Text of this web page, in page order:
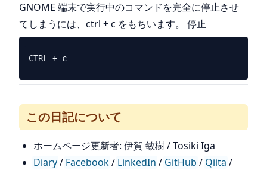
GNOME 端末で実行中のコマンドを完全に停止させ
てしまうには、ctrl + c をもちいます。 停止
この日記について
ホームページ更新者: 伊賀 敏樹 / Tosiki Iga
Diary/ Facebook/ LinkedIn / GitHub / Qiita /